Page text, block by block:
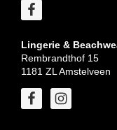
Lingerie &
Rembrandthof 15
1181 ZL Amstelveen